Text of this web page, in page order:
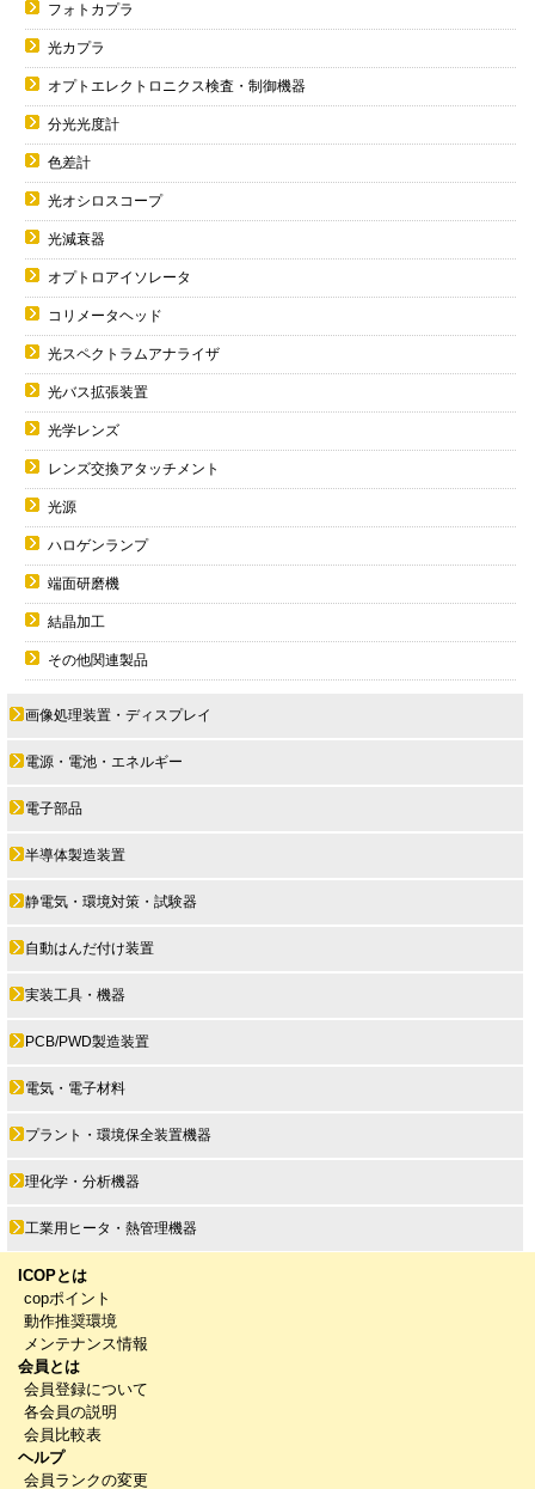
フォトカプラ
光カプラ
オプトエレクトロニクス検査・制御機器
分光光度計
色差計
光オシロスコープ
光減衰器
オプトロアイソレータ
コリメータヘッド
光スペクトラムアナライザ
光バス拡張装置
光学レンズ
レンズ交換アタッチメント
光源
ハロゲンランプ
端面研磨機
結晶加工
その他関連製品
画像処理装置・ディスプレイ
電源・電池・エネルギー
電子部品
半導体製造装置
静電気・環境対策・試験器
自動はんだ付け装置
実装工具・機器
PCB/PWD製造装置
電気・電子材料
プラント・環境保全装置機器
理化学・分析機器
工業用ヒータ・熱管理機器
ICOPとは
copポイント
動作推奨環境
メンテナンス情報
会員とは
会員登録について
各会員の説明
会員比較表
ヘルプ
会員ランクの変更